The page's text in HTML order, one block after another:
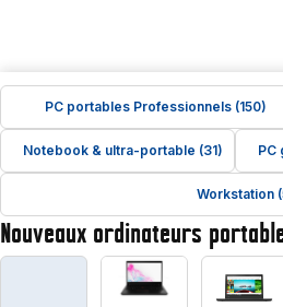
PC portables Professionnels (150)
Notebook & ultra-portable (31) PC
Workstation
Nouveaux ordinateurs